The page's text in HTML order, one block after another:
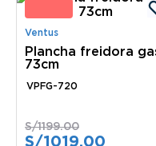
4.
congeladora
5.
batidora
6.
Ventus
Plancha freidora
73cm
VPFG-720
S/1199.00
S/1019.00